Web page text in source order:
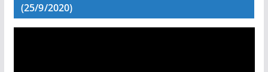
(25/9/2020)